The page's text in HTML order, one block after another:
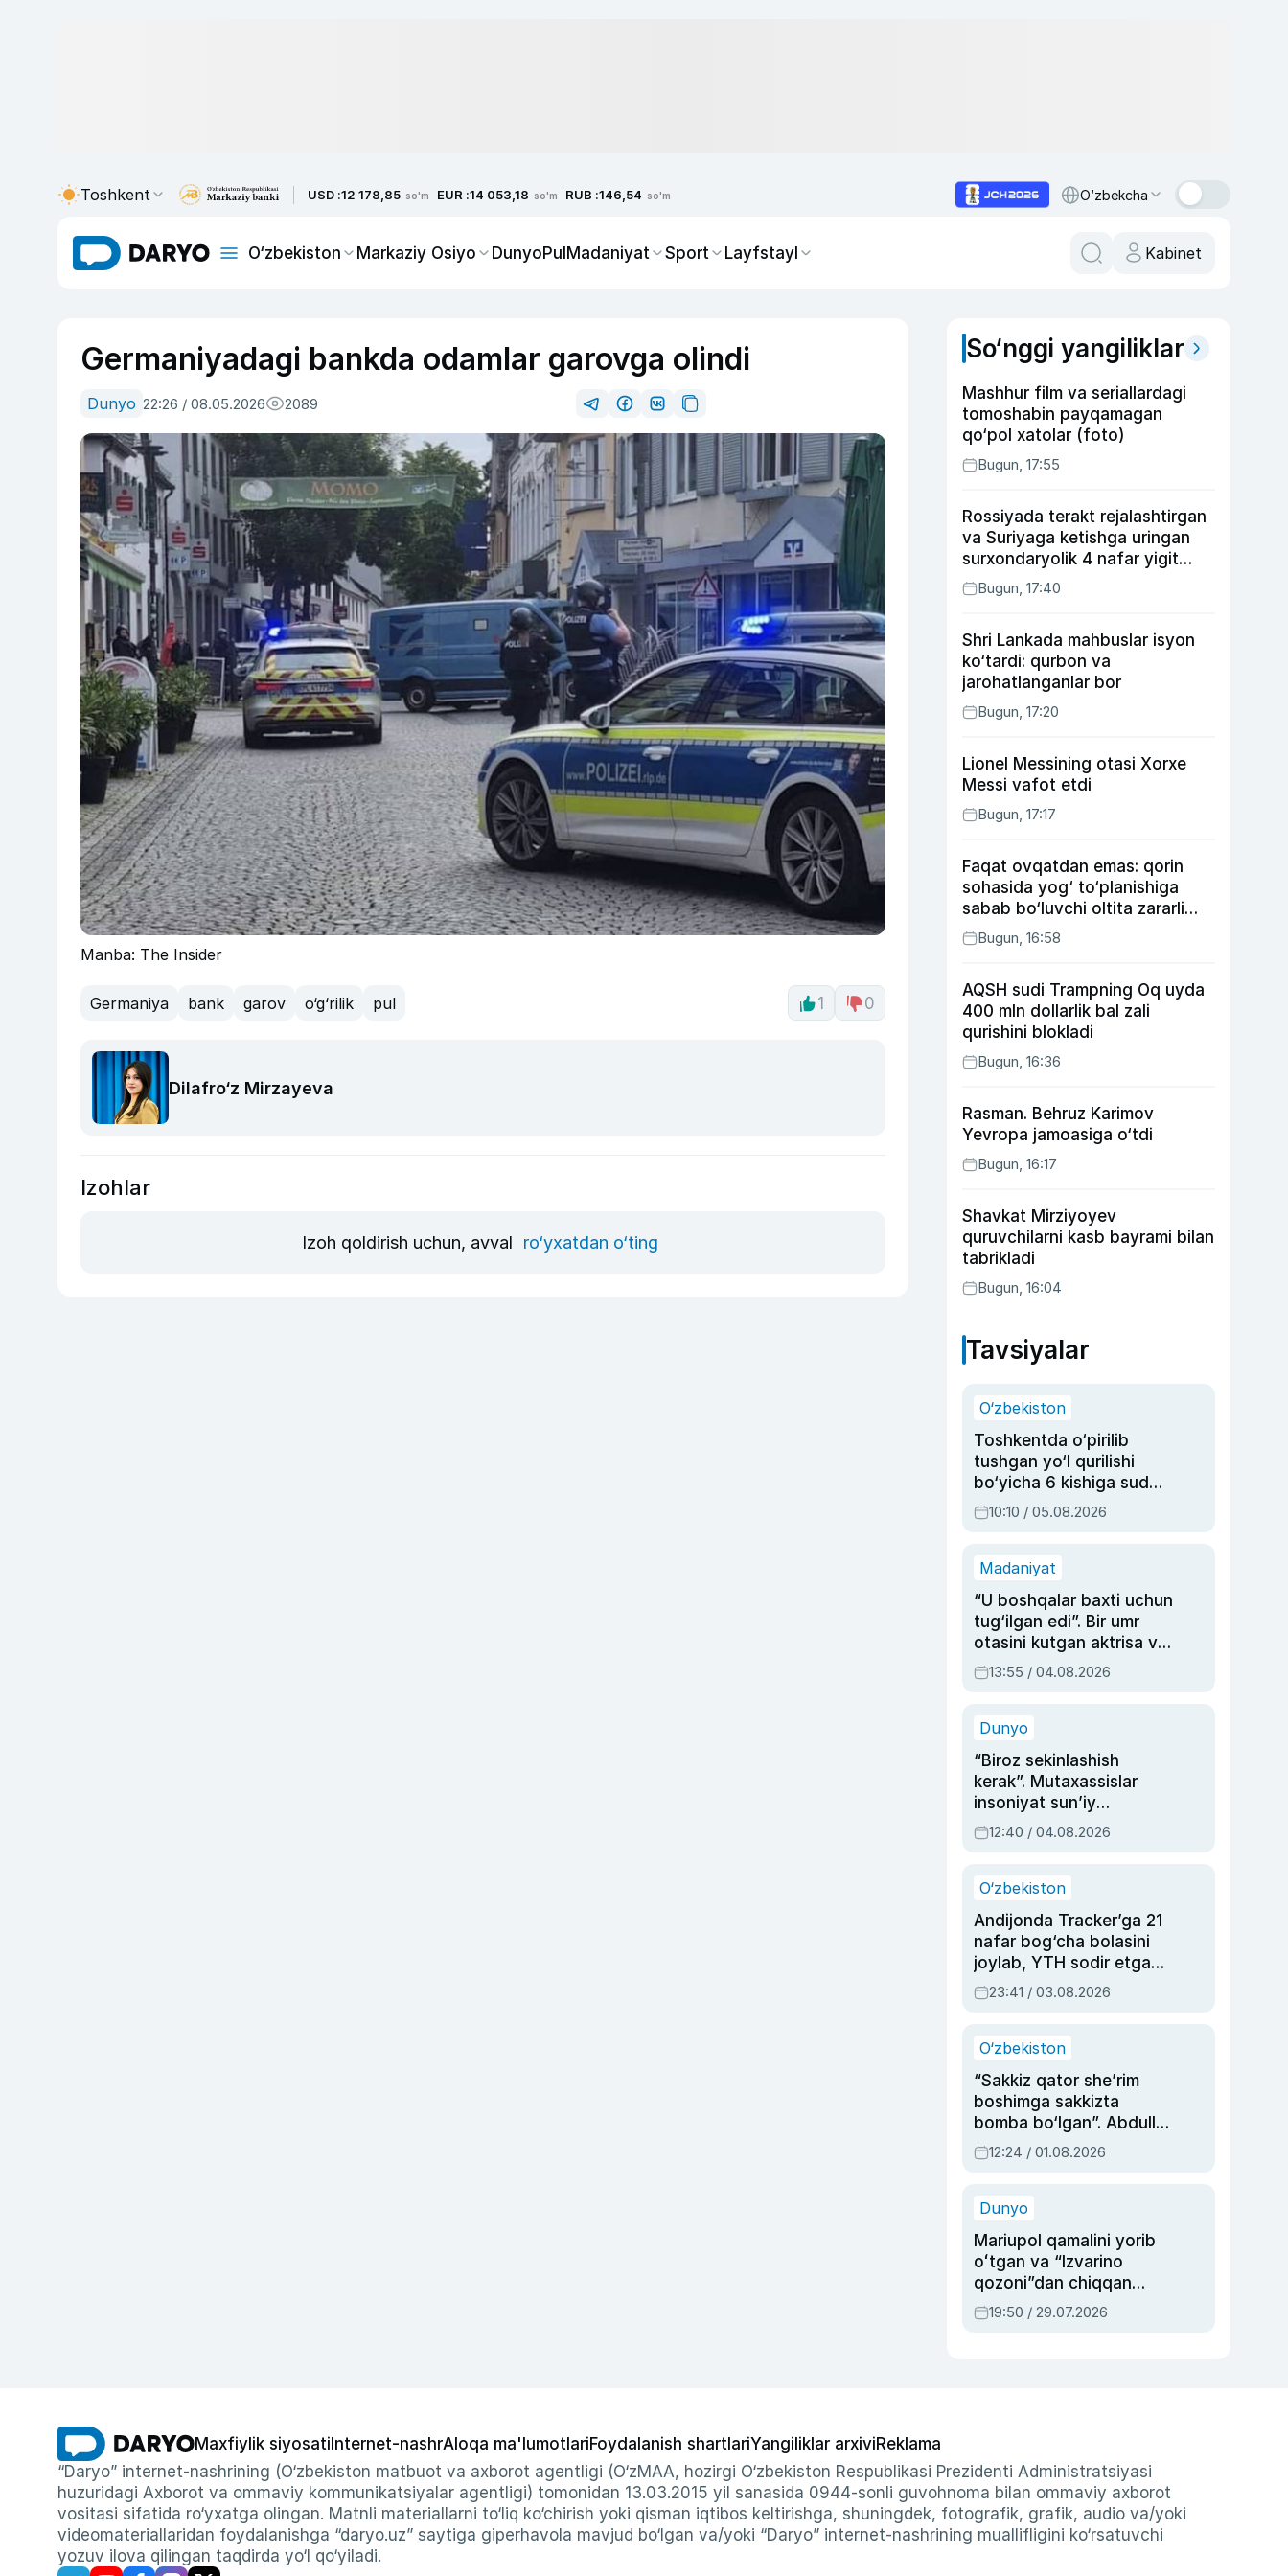
Toshkent USD :12 178,85 so'm EUR :14 053,18 so'm RUB :146,54 so'm O‘zbekcha
O‘zbekiston Markaziy Osiyo DunyoPulMadaniyat Sport Layfstayl Kabinet
Germaniyadagi bankda odamlar garovga olindi
Dunyo 22:26 / 08.05.2026 2089
Manba: The Insider
Germaniya bank garov o‘g‘rilik pul 1 0
Dilafro‘z Mirzayeva
Izohlar
Izoh qoldirish uchun, avval ro‘yxatdan o‘ting
So‘nggi yangiliklar
Mashhur film va seriallardagi
tomoshabin payqamagan
qo‘pol xatolar (foto)
Bugun, 17:55
Rossiyada terakt rejalashtirgan
va Suriyaga ketishga uringan
surxondaryolik 4 nafar yigit
qamaldi
Bugun, 17:40
Shri Lankada mahbuslar isyon
ko‘tardi: qurbon va
jarohatlanganlar bor
Bugun, 17:20
Lionel Messining otasi Xorxe
Messi vafot etdi
Bugun, 17:17
Faqat ovqatdan emas: qorin
sohasida yog‘ to‘planishiga
sabab bo‘luvchi oltita zararli
odatBugun, 16:58
AQSH sudi Trampning Oq uyda
400 mln dollarlik bal zali
qurishini blokladi
Bugun, 16:36
Rasman. Behruz Karimov
Yevropa jamoasiga o‘tdi
Bugun, 16:17
Shavkat Mirziyoyev
quruvchilarni kasb bayrami bilan
tabrikladi
Bugun, 16:04
Tavsiyalar
O‘zbekiston
Toshkentda o‘pirilib
tushgan yo‘l qurilishi
bo‘yicha 6 kishiga sud
hukmi o‘qildi
10:10 / 05.08.2026
Madaniyat
“U boshqalar baxti uchun
tug‘ilgan edi”. Bir umr
otasini kutgan aktrisa va
dublyaj ustasi Rimma
Ahmedovaning
13:55 / 04.08.2026
Dunyo
“Biroz sekinlashish
kerak”. Mutaxassislar
insoniyat sun’iy
intellektni boshqara
olmay qolishidan xavotir
12:40 / 04.08.2026
O‘zbekiston
Andijonda Tracker’ga 21
nafar bog‘cha bolasini
joylab, YTH sodir etgan
ayolga sud hukmi o‘qildi
23:41 / 03.08.2026
O‘zbekiston
“Sakkiz qator she’rim
boshimga sakkizta
bomba bo‘lgan”. Abdulla
Oripovni siyosiy
ayblovlardan asrab
12:24 / 01.08.2026
Dunyo
Mariupol qamalini yorib
oʻtgan va “Izvarino
qozoni”dan chiqqan
qahramon — Ukraina
armiyasi bosh
19:50 / 29.07.2026
Maxfiylik siyosati Internet-nashrAloqa ma'lumotlariFoydalanish shartlariYangiliklar arxiviReklama
“Daryo” internet-nashrining (O‘zbekiston matbuot va axborot agentligi (O‘zMAA, hozirgi O‘zbekiston Respublikasi Prezidenti Administratsiyasi
huzuridagi Axborot va ommaviy kommunikatsiyalar agentligi) tomonidan 13.03.2015 yil sanasida 0944-sonli guvohnoma bilan ommaviy axborot
vositasi sifatida ro‘yxatga olingan. Matnli materiallarni to‘liq ko‘chirish yoki qisman iqtibos keltirishga, shuningdek, fotografik, grafik, audio va/yoki
videomateriallaridan foydalanishga “daryo.uz” saytiga giperhavola mavjud bo‘lgan va/yoki “Daryo” internet-nashrining muallifligini ko‘rsatuvchi
yozuv ilova qilingan taqdirda yo‘l qo‘yiladi.